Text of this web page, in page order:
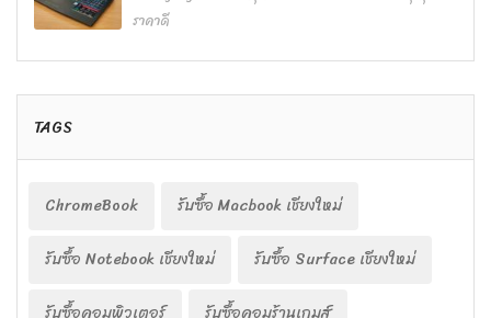
ราคาดี
TAGS
ChromeBook
รับซื้อ Macbook เชียงใหม่
รับซื้อ Notebook เชียงใหม่
รับซื้อ Surface เชียงใหม่